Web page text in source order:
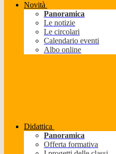
Novità
Panoramica
Le notizie
Le circolari
Calendario eventi
Albo online
Didattica
Panoramica
Offerta formativa